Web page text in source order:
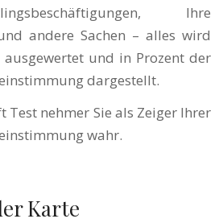
Ihre
andere Sachen – alles wird
ausgewertet und in Prozent der
dargestellt.
Test nehmer Sie als Zeiger Ihrer
wahr.
Karte